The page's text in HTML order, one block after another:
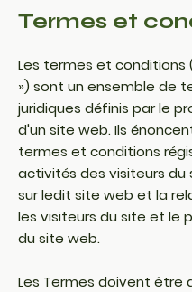
Termes et
Les termes et conditions
») sont un ensemble de
juridiques définis par le
d'un site web. Ils
termes et conditions
activités des visiteurs du
sur ledit site web et la
les visiteurs du site et le
du site web.
Les Termes doivent être